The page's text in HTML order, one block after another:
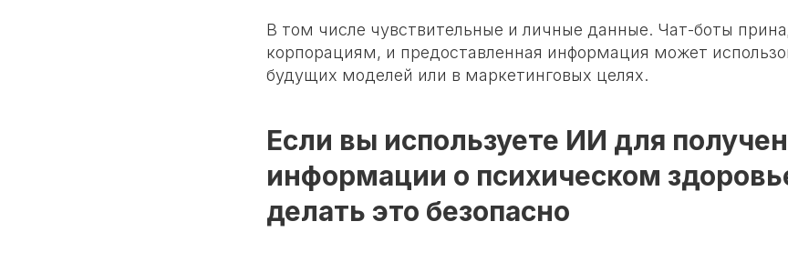
В том числе чувствительные и личные данные. Чат-боты
корпорациям, и предоставленная информация может
будущих моделей или в маркетинговых целях.
Если вы используете ИИ для
информации о психическом
делать это безопасно